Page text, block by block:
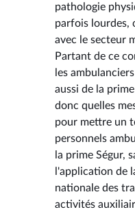
pathologie
parfois lourdes,
avec le secteur
Partant de ce
les
aussi de la
donc quelles
pour mettre un
personnels
la prime Ségur,
l'application de
nationale des
activités